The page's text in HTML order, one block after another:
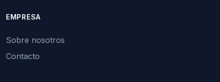
EMPRESA
Sobre nosotros
Contacto